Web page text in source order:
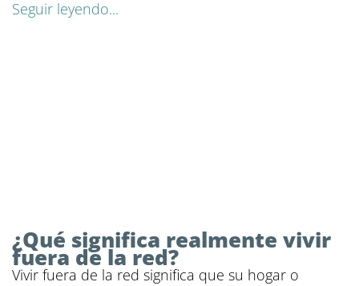
Seguir leyendo...
¿Qué significa realmente vivir
fuera de la red?
Vivir fuera de la red significa que su hogar o